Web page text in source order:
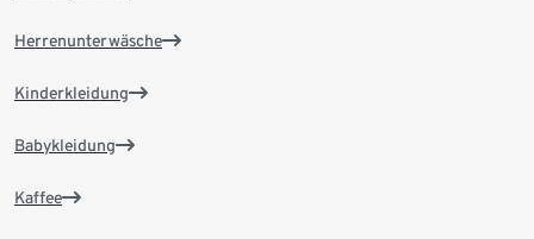
Herrenunterwäsche
Kinderkleidung
Babykleidung
Kaffee